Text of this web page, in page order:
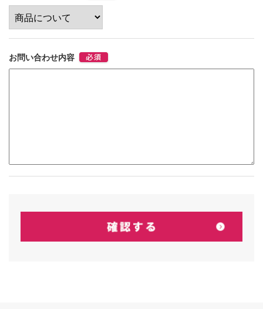
お問い合わせ内容